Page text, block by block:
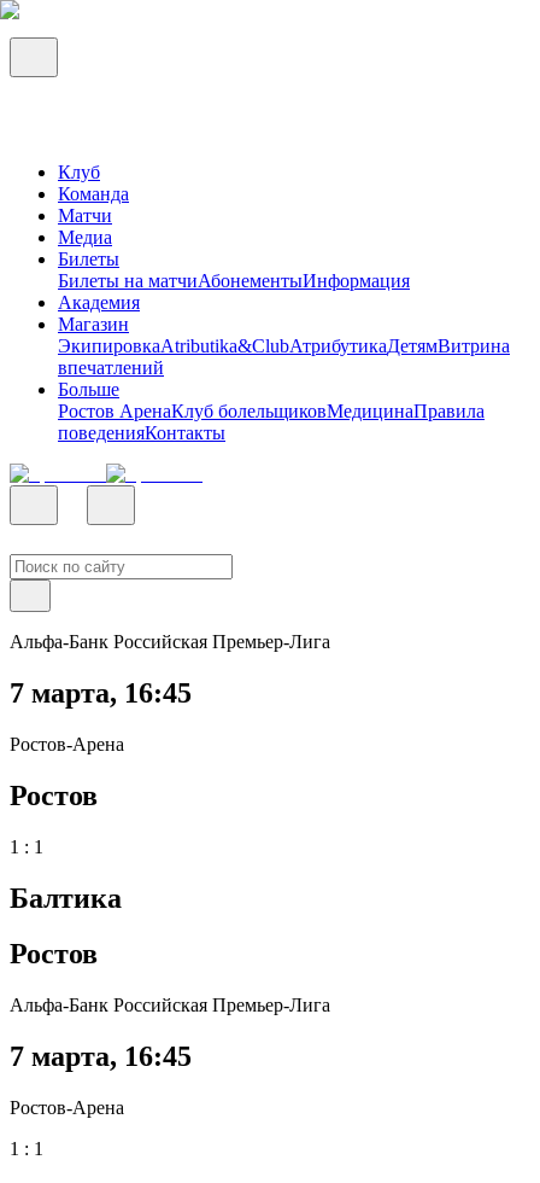
Клуб
Команда
Матчи
Медиа
Билеты
Билеты на матчиАбонементыИнформация
Академия
Магазин
ЭкипировкаAtributika&ClubАтрибутикаДетямВитрина
впечатлений
Больше
Ростов АренаКлуб болельщиковМедицинаПравила
поведенияКонтакты
Альфа-Банк Российская Премьер-Лига
7 марта, 16:45
Ростов-Арена
Ростов
1 : 1
Балтика
Ростов
Альфа-Банк Российская Премьер-Лига
7 марта, 16:45
Ростов-Арена
1 : 1